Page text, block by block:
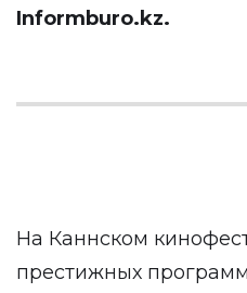
Informburo.kz.
На Каннском
престижных